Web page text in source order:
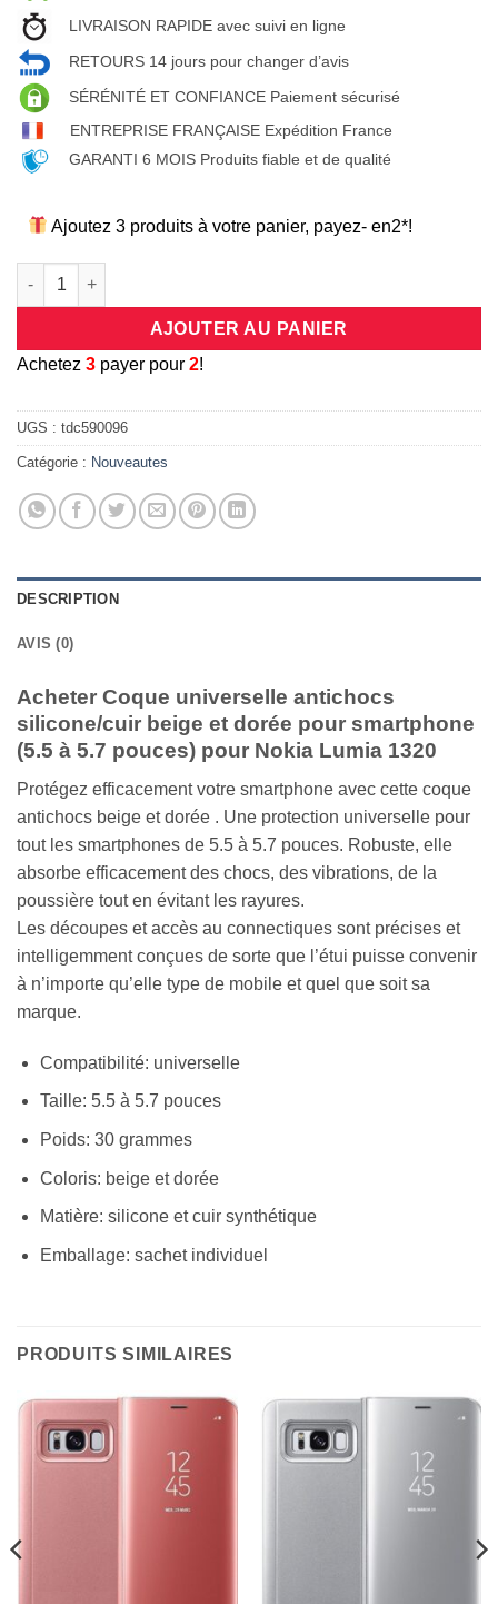
LIVRAISON RAPIDE avec suivi en ligne
RETOURS 14 jours pour changer d’avis
SÉRÉNITÉ ET CONFIANCE Paiement sécurisé
ENTREPRISE FRANÇAISE Expédition France
GARANTI 6 MOIS Produits fiable et de qualité
Ajoutez 3 produits à votre panier, payez- en2*!
quantité de Coque universelle antichocs silicone/cuir beige
AJOUTER AU PANIER
Achetez 3 payer pour 2!
UGS : tdc590096
Catégorie : Nouveautes
DESCRIPTION
AVIS (0)
Acheter Coque universelle antichocs
silicone/cuir beige et dorée pour smartphone
(5.5 à 5.7 pouces) pour Nokia Lumia 1320
Protégez efficacement votre smartphone avec cette coque
antichocs beige et dorée . Une protection universelle pour
tout les smartphones de 5.5 à 5.7 pouces. Robuste, elle
absorbe efficacement des chocs, des vibrations, de la
poussière tout en évitant les rayures.
Les découpes et accès au connectiques sont précises et
intelligemment conçues de sorte que l’étui puisse convenir
à n’importe qu’elle type de mobile et quel que soit sa
marque.
Compatibilité: universelle
Taille: 5.5 à 5.7 pouces
Poids: 30 grammes
Coloris: beige et dorée
Matière: silicone et cuir synthétique
Emballage: sachet individuel
PRODUITS SIMILAIRES